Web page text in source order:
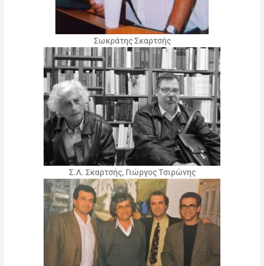
Σωκράτης Σκαρτσής
Σ.Λ. Σκαρτσής, Γιώργος Τσιρώνης